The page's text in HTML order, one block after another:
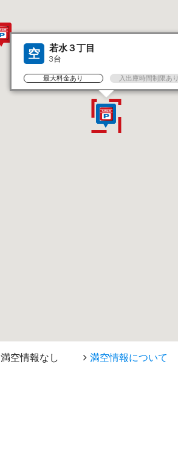
空 若水３丁目
3台
最大料金あり 入出庫時間制限あり
満空情報なし 満空情報について